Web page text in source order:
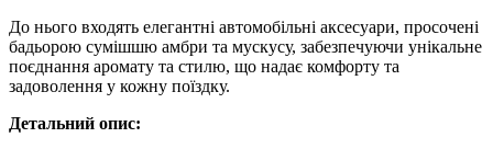
До нього входять елегантні автомобільні аксесуари, просочені
бадьорою сумішшю амбри та мускусу, забезпечуючи унікальне
поєднання аромату та стилю, що надає комфорту та
задоволення у кожну поїздку.
Детальний опис: